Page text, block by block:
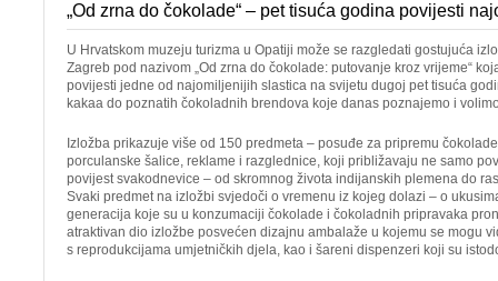
„Od zrna do čokolade“ – pet tisuća godina povijesti
U Hrvatskom muzeju turizma u Opatiji može se razgledati gostujuća
Zagreb pod nazivom „Od zrna do čokolade: putovanje kroz vrijeme“
povijesti jedne od najomiljenijih slastica na svijetu dugoj pet tisuća
kakaa do poznatih čokoladnih brendova koje danas poznajemo i
Izložba prikazuje više od 150 predmeta – posuđe za pripremu
porculanske šalice, reklame i razglednice, koji približavaju ne samo
povijest svakodnevice – od skromnog života indijanskih plemena do
Svaki predmet na izložbi svjedoči o vremenu iz kojeg dolazi – o
generacija koje su u konzumaciji čokolade i čokoladnih pripravaka
atraktivan dio izložbe posvećen dizajnu ambalaže u kojemu se mogu
s reprodukcijama umjetničkih djela, kao i šareni dispenzeri koji su